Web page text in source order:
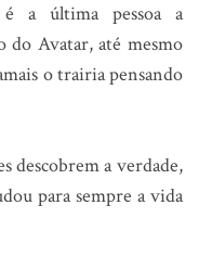
a última pessoa a
do Avatar, até mesmo
o trairia pensando
descobrem a verdade,
para sempre a vida